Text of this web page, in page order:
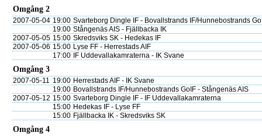
Omgång 2
2007-05-04 19:00 Svarteborg Dingle IF - Bovallstrands IF/Hunnebostrands
19:00 Stångenäs AIS - Fjällbacka IK
2007-05-05 15:00 Skredsviks SK - Hedekas IF
2007-05-06 15:00 Lyse FF - Herrestads AIF
17:00
IF Uddevallakamraterna - IK Svane
Omgång 3
2007-05-11 19:00 Herrestads AIF - IK Svane
19:00 Bovallstrands IF/Hunnebostrands GoIF - Stångenäs AIS
2007-05-12 15:00 Svarteborg Dingle IF - IF Uddevallakamraterna
15:00 Hedekas IF - Lyse FF
15:00 Fjällbacka IK - Skredsviks SK
Omgång 4